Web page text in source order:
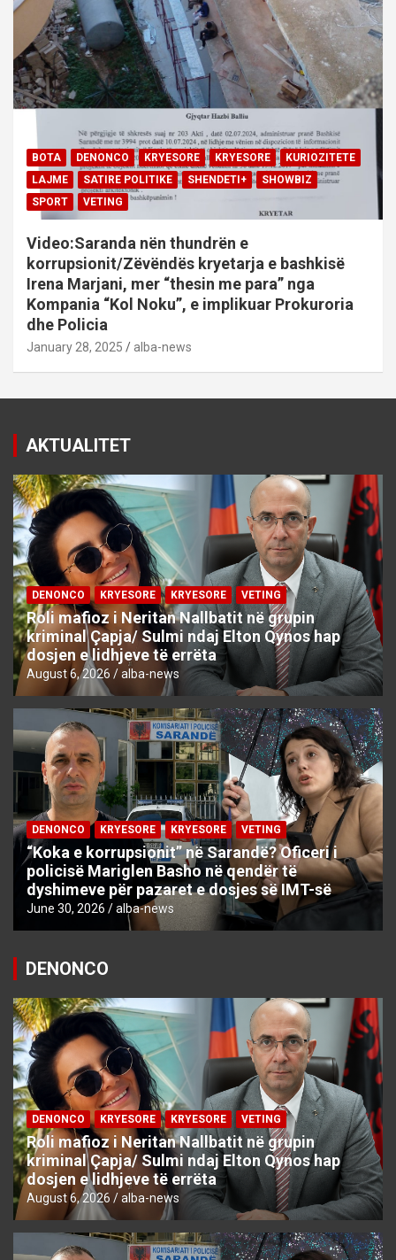
BOTA DENONCO KRYESORE KRYESORE
KURIOZITETE
LAJME
SATIRE POLITIKE SHENDETI+
SHOWBIZ
SPORT
VETING
Video:Saranda nën thundrën e
korrupsionit/Zëvëndës kryetarja e bashkisë
Irena Marjani, mer “thesin me para” nga
Kompania “Kol Noku”, e implikuar Prokuroria
dhe Policia
January 28, 2025 alba-news
AKTUALITET
DENONCO KRYESORE KRYESORE VETING
Roli mafioz i Neritan Nallbatit në grupin
kriminal Çapja/ Sulmi ndaj Elton Qynos hap
dosjen e lidhjeve të errëta
August 6, 2026 alba-news
DENONCO KRYESORE KRYESORE VETING
“Koka e korrupsionit” në Sarandë? Oficeri i
policisë Mariglen Basho në qendër të
dyshimeve për pazaret e dosjes së IMT-së
June 30, 2026 alba-news
DENONCO
DENONCO KRYESORE KRYESORE VETING
Roli mafioz i Neritan Nallbatit në grupin
kriminal Çapja/ Sulmi ndaj Elton Qynos hap
dosjen e lidhjeve të errëta
August 6, 2026 alba-news